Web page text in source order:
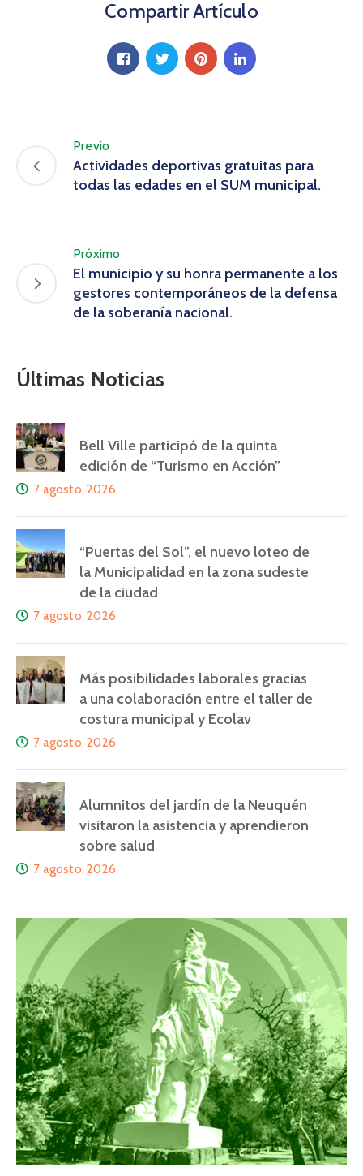
Compartir Artículo
Previo
Actividades deportivas gratuitas para
todas las edades en el SUM municipal.
Próximo
El municipio y su honra permanente a los
gestores contemporáneos de la defensa
de la soberanía nacional.
Últimas Noticias
Bell Ville participó de la quinta
edición de “Turismo en Acción”
7 agosto, 2026
“Puertas del Sol”, el nuevo loteo de
la Municipalidad en la zona sudeste
de la ciudad
7 agosto, 2026
Más posibilidades laborales gracias
a una colaboración entre el taller de
costura municipal y Ecolav
7 agosto, 2026
Alumnitos del jardín de la Neuquén
visitaron la asistencia y aprendieron
sobre salud
7 agosto, 2026